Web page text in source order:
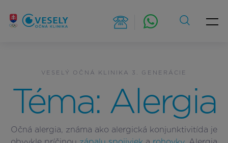
content
VESELÝ OČNÁ KLINIKA 3. GENERÁCIE
Téma: Alergia
Očná alergia, známa ako alergická konjunktivitída je